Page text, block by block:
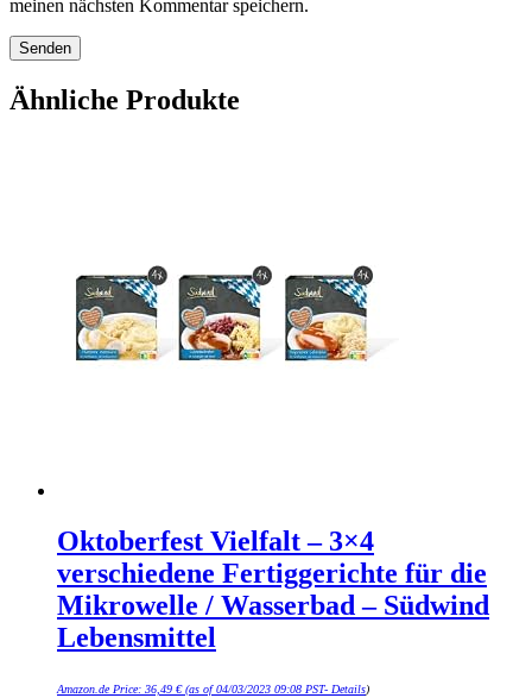
meinen nächsten Kommentar speichern.
Ähnliche Produkte
Oktoberfest Vielfalt – 3×4
verschiedene Fertiggerichte für die
Mikrowelle / Wasserbad – Südwind
Lebensmittel
Amazon.de Price: 36,49 €(as of 04/03/2023 09:08 PST- Details)